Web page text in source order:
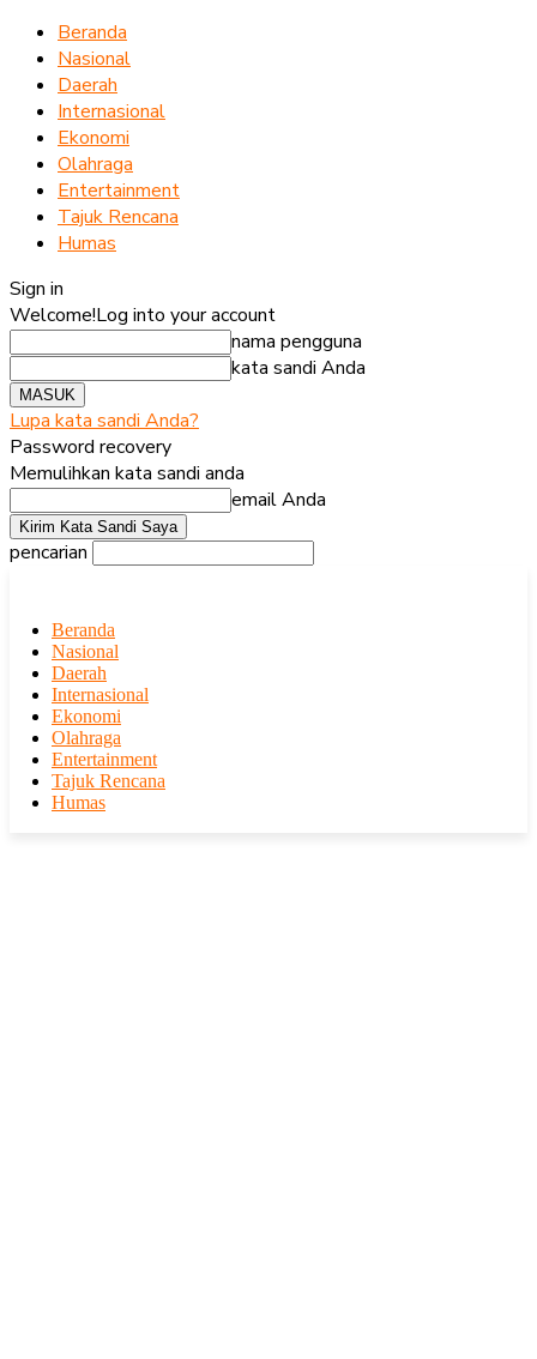
Beranda
Nasional
Daerah
Internasional
Ekonomi
Olahraga
Entertainment
Tajuk Rencana
Humas
Sign in
Welcome!Log into your account
nama pengguna
kata sandi Anda
Lupa kata sandi Anda?
Password recovery
Memulihkan kata sandi anda
email Anda
pencarian
Beranda
Nasional
Daerah
Internasional
Ekonomi
Olahraga
Entertainment
Tajuk Rencana
Humas